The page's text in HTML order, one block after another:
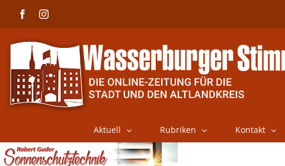
FacebookInstagram
Aktuell Rubriken Kontakt